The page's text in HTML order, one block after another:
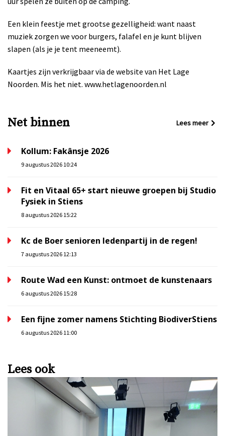
Een klein feestje met grootse gezelligheid: want naast
muziek zorgen we voor burgers, falafel en je kunt blijven
slapen (als je je tent meeneemt).
Kaartjes zijn verkrijgbaar via de website van Het Lage
Noorden. Mis het niet. www.hetlagenoorden.nl
Net binnen Lees meer
Kollum: Fakânsje 2026
9 augustus 2026 10:24
Fit en Vitaal 65+ start nieuwe groepen bij Studio
Fysiek in Stiens
8 augustus 2026 15:22
Kc de Boer senioren ledenpartij in de regen!
7 augustus 2026 12:13
Route Wad een Kunst: ontmoet de kunstenaars
6 augustus 2026 15:28
Een fijne zomer namens Stichting BiodiverStiens
6 augustus 2026 11:00
Lees ook